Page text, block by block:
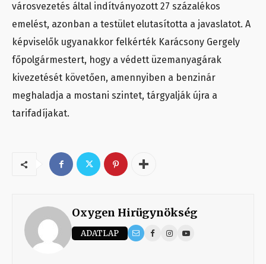
városvezetés által indítványozott 27 százalékos
emelést, azonban a testület elutasította a javaslatot. A
képviselők ugyanakkor felkérték Karácsony Gergely
főpolgármestert, hogy a védett üzemanyagárak
kivezetését követően, amennyiben a benzinár
meghaladja a mostani szintet, tárgyalják újra a
tarifadíjakat.
Oxygen Hirügynökség
ADATLAP